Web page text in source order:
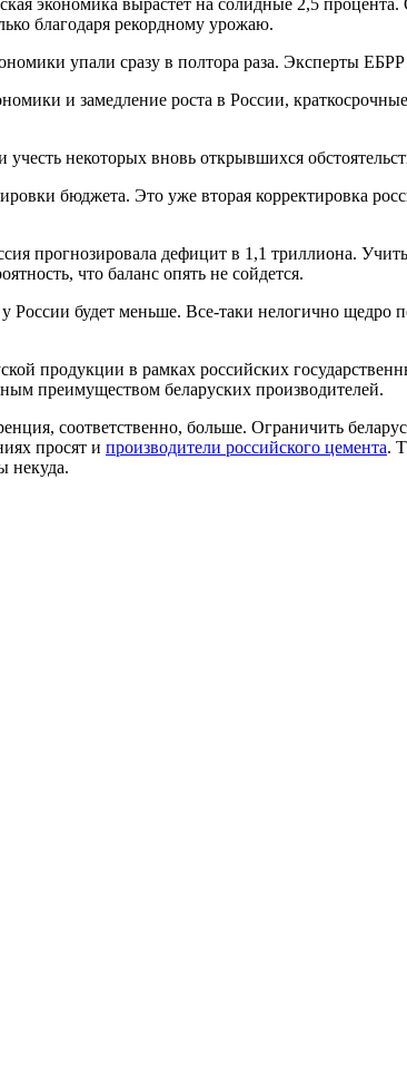
благодаря рекордному урожаю.
упали сразу в полтора раза. Эксперты
и замедление роста в России,
учесть некоторых вновь открывшихся
бюджета. Это уже вторая корректировка
прогнозировала дефицит в 1,1 триллиона.
что баланс опять не сойдется.
России будет меньше. Все-таки нелогично щедро
продукции в рамках российских
преимуществом беларуских производителей.
соответственно, больше. Ограничить
просят и производители российского цемента.
некуда.